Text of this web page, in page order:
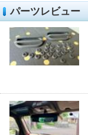
パーツレビュー